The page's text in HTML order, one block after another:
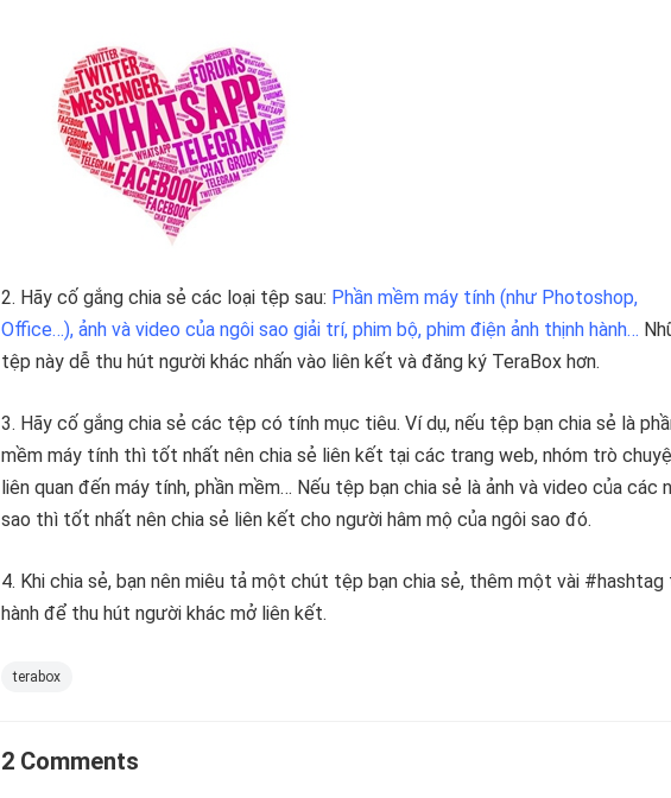
2. Hãy cố gắng chia sẻ các loại tệp sau: Phần mềm máy tính (như Photoshop,
Office…), ảnh và video của ngôi sao giải trí, phim bộ, phim điện ảnh thịnh hành…
tệp này dễ thu hút người khác nhấn vào liên kết và đăng ký TeraBox hơn.
3. Hãy cố gắng chia sẻ các tệp có tính mục tiêu. Ví dụ, nếu tệp bạn chia sẻ là
mềm máy tính thì tốt nhất nên chia sẻ liên kết tại các trang web, nhóm trò
liên quan đến máy tính, phần mềm… Nếu tệp bạn chia sẻ là ảnh và video của các
sao thì tốt nhất nên chia sẻ liên kết cho người hâm mộ của ngôi sao đó.
4. Khi chia sẻ, bạn nên miêu tả một chút tệp bạn chia sẻ, thêm một vài #hashtag
hành để thu hút người khác mở liên kết.
terabox
2 Comments